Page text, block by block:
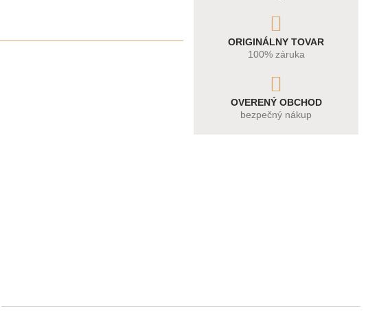
ORIGINÁLNY TOVAR
100% záruka
OVERENÝ OBCHOD
bezpečný nákup